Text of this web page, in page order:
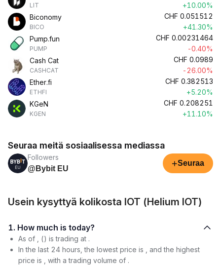
LIT
+10.00%
Biconomy
BICO
CHF 0.051512
+41.30%
Pump.fun
PUMP
CHF 0.00231464
-0.40%
Cash Cat
CASHCAT
CHF 0.0989
-26.00%
Ether.fi
ETHFI
CHF 0.382513
+5.20%
KGeN
KGEN
CHF 0.208251
+11.10%
Seuraa meitä sosiaalisessa mediassa
Followers
@Bybit EU
+Seuraa
Usein kysyttyä kolikosta IOT (Helium IOT)
1. How much is today?
As of , () is trading at .
In the last 24 hours, the lowest price is , and the highest
price is , with a trading volume of .